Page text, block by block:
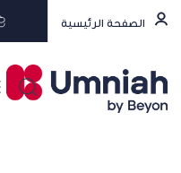
الصفحة الرئيسية